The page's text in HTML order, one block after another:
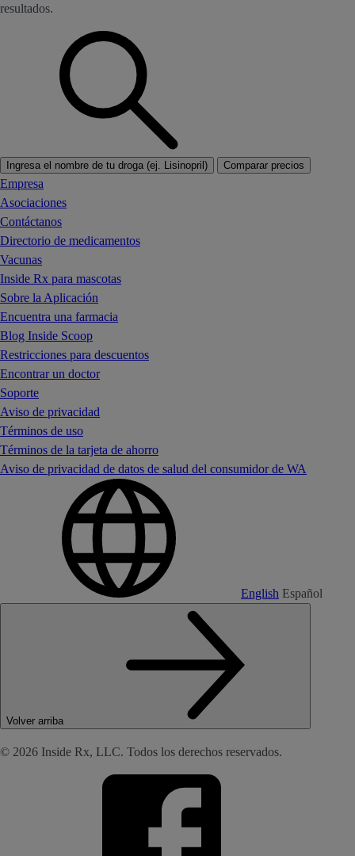
resultados.
Ingresa el nombre de tu droga (ej. Lisinopril) Comparar precios
Empresa
Asociaciones
Contáctanos
Directorio de medicamentos
Vacunas
Inside Rx para mascotas
Sobre la Aplicación
Encuentra una farmacia
Blog Inside Scoop
Restricciones para descuentos
Encontrar un doctor
Soporte
Aviso de privacidad
Términos de uso
Términos de la tarjeta de ahorro
Aviso de privacidad de datos de salud del consumidor de WA
English Español
Volver arriba
© 2026 Inside Rx, LLC. Todos los derechos reservados.